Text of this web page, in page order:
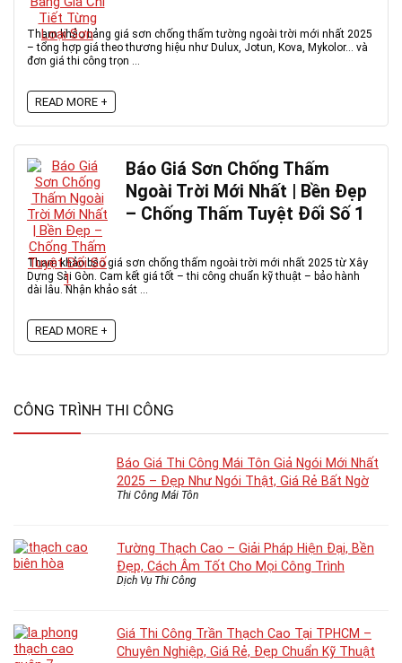
Tham khảo bảng giá sơn chống thấm tường ngoài trời mới nhất 2025
– tổng hợp giá theo thương hiệu như Dulux, Jotun, Kova, Mykolor... và
đơn giá thi công trọn ...
READ MORE +
Báo Giá Sơn Chống Thấm
Ngoài Trời Mới Nhất | Bền Đẹp
– Chống Thấm Tuyệt Đối Số 1
Tham khảo báo giá sơn chống thấm ngoài trời mới nhất 2025 từ Xây
Dựng Sài Gòn. Cam kết giá tốt – thi công chuẩn kỹ thuật – bảo hành
dài lâu. Nhận khảo sát ...
READ MORE +
CÔNG TRÌNH THI CÔNG
Báo Giá Thi Công Mái Tôn Giả Ngói Mới Nhất
2025 – Đẹp Như Ngói Thật, Giá Rẻ Bất Ngờ
Thi Công Mái Tôn
Tường Thạch Cao – Giải Pháp Hiện Đại, Bền
Đẹp, Cách Âm Tốt Cho Mọi Công Trình
Dịch Vụ Thi Công
Giá Thi Công Trần Thạch Cao Tại TPHCM –
Chuyên Nghiệp, Giá Rẻ, Đẹp Chuẩn Kỹ Thuật